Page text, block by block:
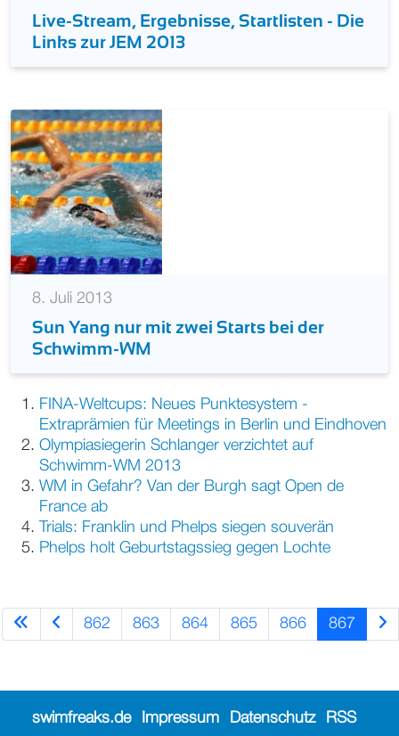
Live-Stream, Ergebnisse, Startlisten - Die
Links zur JEM 2013
8. Juli 2013
Sun Yang nur mit zwei Starts bei der
Schwimm-WM
FINA-Weltcups: Neues Punktesystem -
Extraprämien für Meetings in Berlin und Eindhoven
Olympiasiegerin Schlanger verzichtet auf
Schwimm-WM 2013
WM in Gefahr? Van der Burgh sagt Open de
France ab
Trials: Franklin und Phelps siegen souverän
Phelps holt Geburtstagssieg gegen Lochte
862 863 864 865 866 867
swimfreaks.de Impressum Datenschutz RSS